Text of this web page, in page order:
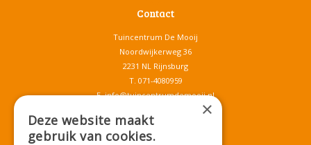
Contact
Tuincentrum De Mooij
Noordwijkerweg 36
2231 NL Rijnsburg
T. 071-4080959
E.info@tuincentrumdemooij.nl
×
Deze website maakt
gebruik van cookies.